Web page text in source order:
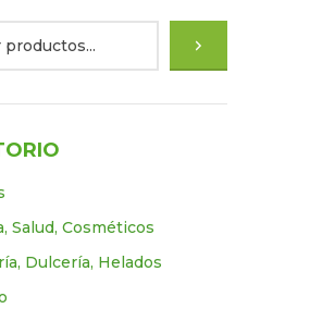
Salud, Cosméticos
Dulcería, Helados